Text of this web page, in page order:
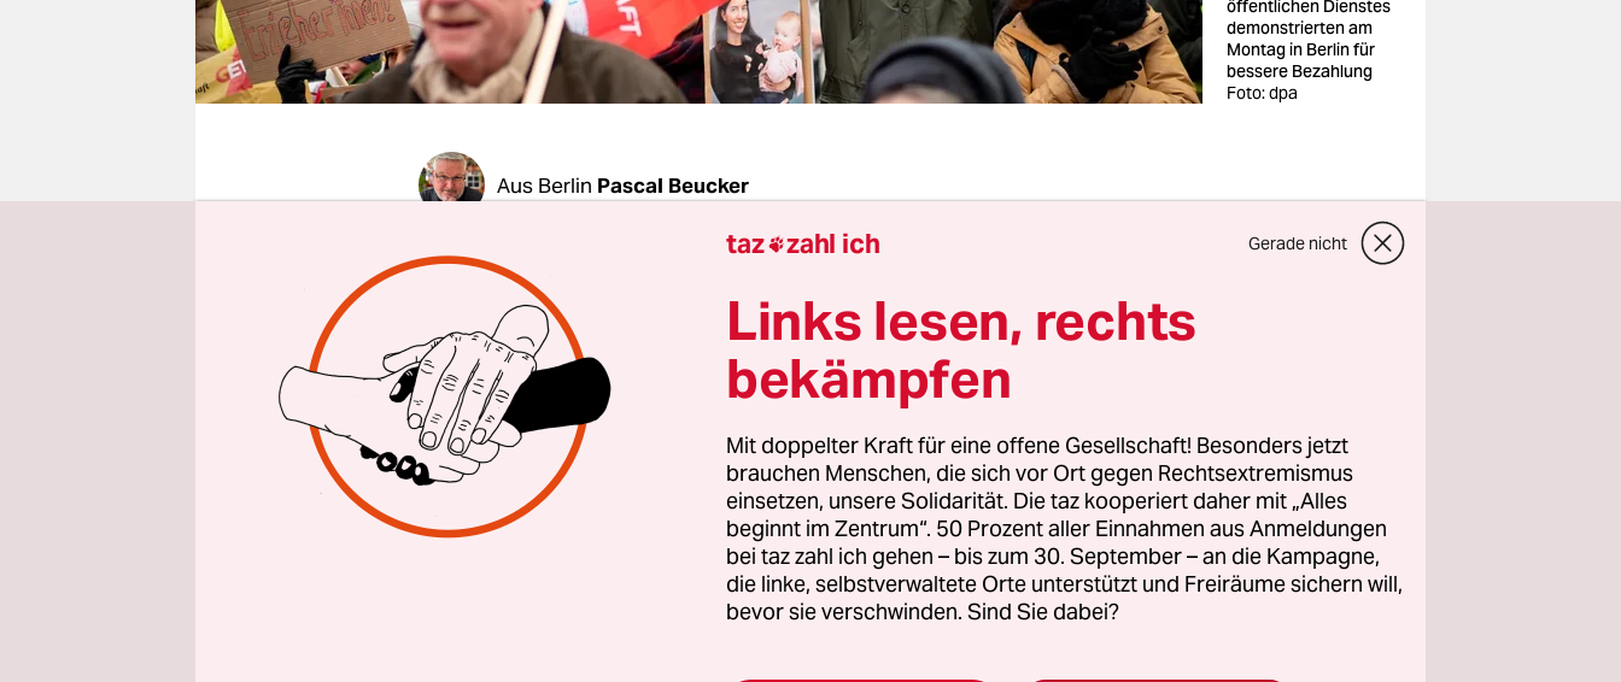
genossenschaft
epaper login
öffentlichen Dienstes
demonstrierten am
Montag in Berlin für
bessere Bezahlung
Foto: dpa
Aus Berlin Pascal Beucker
Ohne Annäherung endete am Montag die erste Runde der
Tarifverhandlungen für den öffentlichen Dienst der Länder. „Die
Gesprächsatmosphäre ist gut, die Positionen sind weit auseinander“,
sagte Verdi-Chef Frank Bsirske nach dem Ende des Treffens in der
Landesvertretung Baden-Württembergs am Berliner Tiergarten.
Begleitet war die erste Verhandlungsrunde von Verdi und
Beamtenbund mit der Tarifgemeinschaft deutscher Länder (TdL) von
dem Protest mehrerer hundert Beschäftigter, die vor Ort ihrer
Forderung nach einer besseren Bezahlung Nachdruck verleihen
taz zahl ich Gerade nicht
Links lesen, rechts
bekämpfen
Mit doppelter Kraft für eine offene Gesellschaft! Besonders jetzt
brauchen Menschen, die sich vor Ort gegen Rechtsextremismus
einsetzen, unsere Solidarität. Die taz kooperiert daher mit „Alles
beginnt im Zentrum“. 50 Prozent aller Einnahmen aus Anmeldungen
bei taz zahl ich gehen – bis zum 30. September – an die Kampagne,
die linke, selbstverwaltete Orte unterstützt und Freiräume sichern will,
bevor sie verschwinden. Sind Sie dabei?